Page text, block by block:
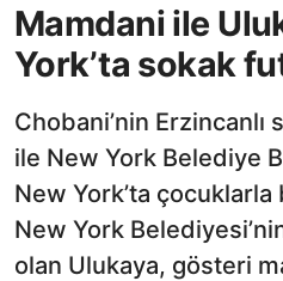
Mamdani ile
York’ta sokak
Chobani’nin
ile New York Belediye
New York’ta
New York
olan Ulukaya, gösteri